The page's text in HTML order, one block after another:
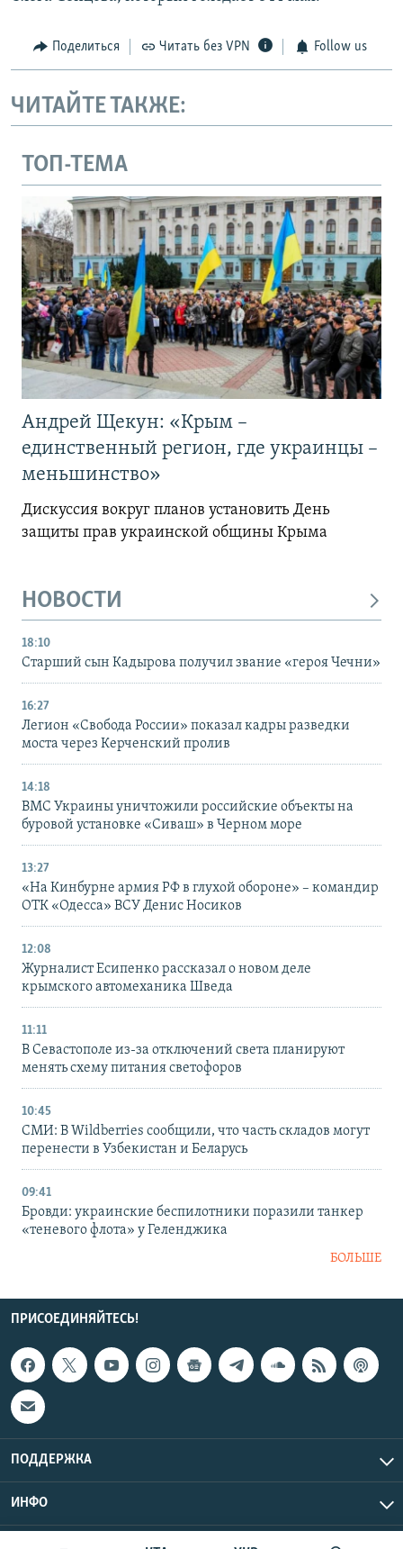
Поделиться Читать без VPN Follow us
ЧИТАЙТЕ ТАКЖЕ:
ТОП-ТЕМА
Андрей Щекун: «Крым –
единственный регион, где украинцы –
меньшинство»
Дискуссия вокруг планов установить День
защиты прав украинской общины Крыма
НОВОСТИ
18:10
Старший сын Кадырова получил звание «героя Чечни»
16:27
Легион «Свобода России» показал кадры разведки
моста через Керченский пролив
14:18
ВМС Украины уничтожили российские объекты на
буровой установке «Сиваш» в Черном море
13:27
«На Кинбурне армия РФ в глухой обороне» – командир
ОТК «Одесса» ВСУ Денис Носиков
12:08
Журналист Есипенко рассказал о новом деле
крымского автомеханика Шведа
11:11
В Севастополе из-за отключений света планируют
менять схему питания светофоров
10:45
СМИ: В Wildberries сообщили, что часть складов могут
перенести в Узбекистан и Беларусь
09:41
Бровди: украинские беспилотники поразили танкер
«теневого флота» у Геленджика
БОЛЬШЕ
ПРИСОЕДИНЯЙТЕСЬ!
ПОДДЕРЖКА
ИНФО